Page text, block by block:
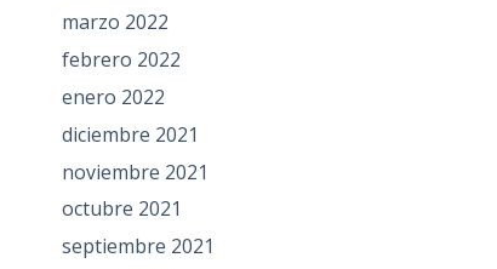
marzo 2022
febrero 2022
enero 2022
diciembre 2021
noviembre 2021
octubre 2021
septiembre 2021